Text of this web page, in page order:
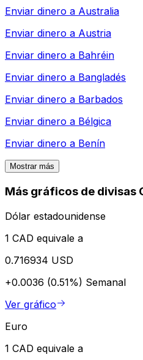
Enviar dinero a Australia
Enviar dinero a Austria
Enviar dinero a Bahréin
Enviar dinero a Bangladés
Enviar dinero a Barbados
Enviar dinero a Bélgica
Enviar dinero a Benín
Mostrar más
Más gráficos de divisas
Dólar estadounidense
1 CAD equivale a
0.716934 USD
+0.0036 (0.51%) Semanal
Ver gráfico
Euro
1 CAD equivale a